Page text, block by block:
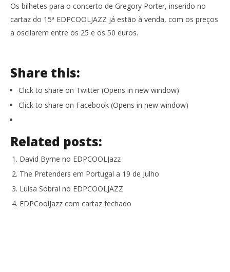
Os bilhetes para o concerto de Gregory Porter, inserido no
cartaz do 15ª EDPCOOLJAZZ já estão à venda, com os preços
a oscilarem entre os 25 e os 50 euros.
Share this:
Click to share on Twitter (Opens in new window)
Click to share on Facebook (Opens in new window)
Related posts:
David Byrne no EDPCOOLJazz
The Pretenders em Portugal a 19 de Julho
Luísa Sobral no EDPCOOLJAZZ
EDPCoolJazz com cartaz fechado